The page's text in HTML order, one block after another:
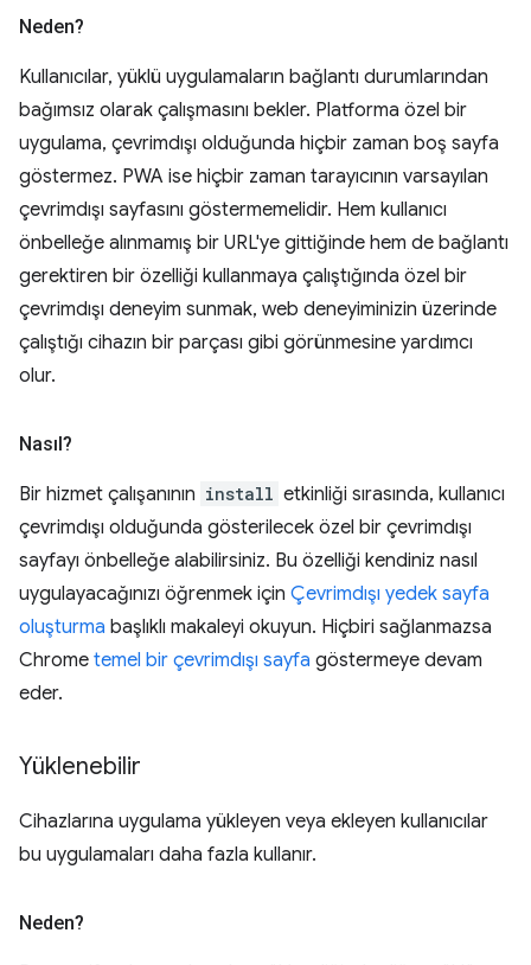
Neden?
Kullanıcılar, yüklü uygulamaların bağlantı durumlarından
bağımsız olarak çalışmasını bekler. Platforma özel bir
uygulama, çevrimdışı olduğunda hiçbir zaman boş sayfa
göstermez. PWA ise hiçbir zaman tarayıcının varsayılan
çevrimdışı sayfasını göstermemelidir. Hem kullanıcı
önbelleğe alınmamış bir URL'ye gittiğinde hem de bağlantı
gerektiren bir özelliği kullanmaya çalıştığında özel bir
çevrimdışı deneyim sunmak, web deneyiminizin üzerinde
çalıştığı cihazın bir parçası gibi görünmesine yardımcı
olur.
Nasıl?
Bir hizmet çalışanının install etkinliği sırasında, kullanıcı
çevrimdışı olduğunda gösterilecek özel bir çevrimdışı
sayfayı önbelleğe alabilirsiniz. Bu özelliği kendiniz nasıl
uygulayacağınızı öğrenmek için Çevrimdışı yedek sayfa
oluşturma başlıklı makaleyi okuyun. Hiçbiri sağlanmazsa
Chrome temel bir çevrimdışı sayfa göstermeye devam
eder.
Yüklenebilir
Cihazlarına uygulama yükleyen veya ekleyen kullanıcılar
bu uygulamaları daha fazla kullanır.
Neden?